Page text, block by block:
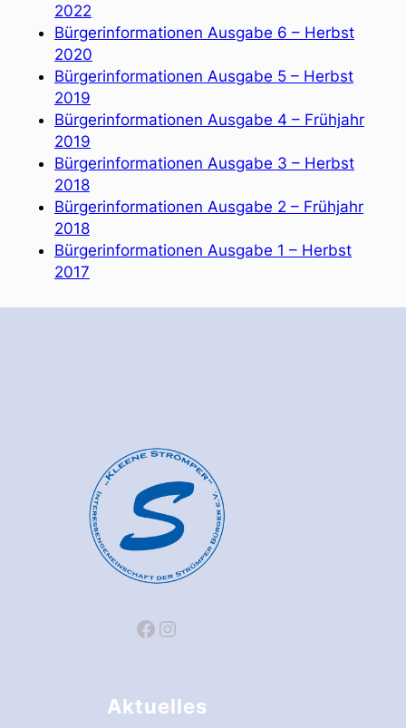
2022
Bürgerinformationen Ausgabe 6 – Herbst
2020
Bürgerinformationen Ausgabe 5 – Herbst
2019
Bürgerinformationen Ausgabe 4 – Frühjahr
2019
Bürgerinformationen Ausgabe 3 – Herbst
2018
Bürgerinformationen Ausgabe 2 – Frühjahr
2018
Bürgerinformationen Ausgabe 1 – Herbst
2017
Facebook Instagram
Aktuelles